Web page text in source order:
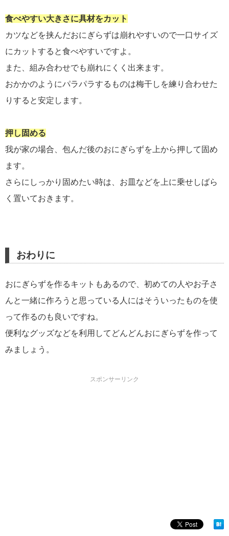
食べやすい大きさに具材をカット
カツなどを挟んだおにぎらずは崩れやすいので一口サイズ
にカットすると食べやすいですよ。
また、組み合わせでも崩れにくく出来ます。
おかかのようにパラパラするものは梅干しを練り合わせた
りすると安定します。
押し固める
我が家の場合、包んだ後のおにぎらずを上から押して固め
ます。
さらにしっかり固めたい時は、お皿などを上に乗せしばら
く置いておきます。
おわりに
おにぎらずを作るキットもあるので、初めての人やお子さ
んと一緒に作ろうと思っている人にはそういったものを使
って作るのも良いですね。
便利なグッズなどを利用してどんどんおにぎらずを作って
みましょう。
スポンサーリンク